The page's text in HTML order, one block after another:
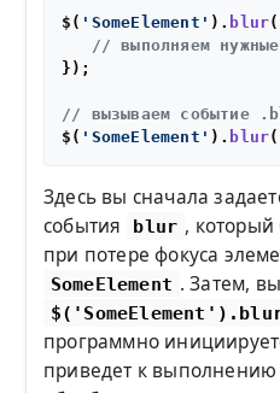
$( 'SomeElement' ). blur(
// выполняем
});
// вызываем событие
$( 'SomeElement' ). blur
Здесь вы сначала
события
blur ,
при потере фокуса
SomeElement . Затем,
программно
приведет к